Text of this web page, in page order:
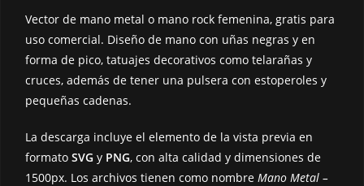
Vector de mano metal o mano rock femenina, gratis para
uso comercial. Diseño de mano con uñas negras y en
forma de pico, tatuajes decorativos como telarañas y
cruces, además de tener una pulsera con estoperoles y
pequeñas cadenas.
La descarga incluye el elemento de la vista previa en
formato SVG y PNG, con alta calidad y dimensiones de
1500px. Los archivos tienen como nombre Mano Metal –